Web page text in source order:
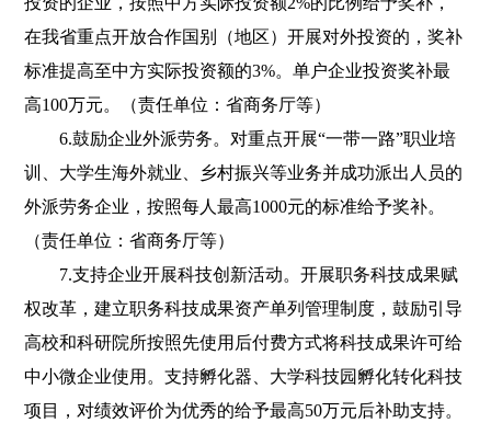
在我省重点开放合作国别（地区）开展对外投资的，奖补
标准提高至中方实际投资额的3%。单户企业投资奖补最
高100万元。（责任单位：省商务厅等）
6.鼓励企业外派劳务。对重点开展“一带一路”职业培
训、大学生海外就业、乡村振兴等业务并成功派出人员的
外派劳务企业，按照每人最高1000元的标准给予奖补。
（责任单位：省商务厅等）
7.支持企业开展科技创新活动。开展职务科技成果赋
权改革，建立职务科技成果资产单列管理制度，鼓励引导
高校和科研院所按照先使用后付费方式将科技成果许可给
中小微企业使用。支持孵化器、大学科技园孵化转化科技
项目，对绩效评价为优秀的给予最高50万元后补助支持。